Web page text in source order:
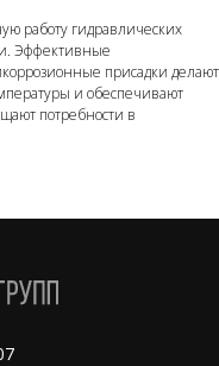
работу гидравлических
Эффективные
присадки делают
и обеспечивают
потребности в